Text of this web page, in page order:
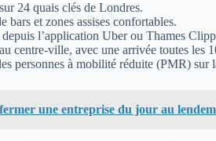
sur 24 quais clés de Londres.
bars et zones assises confortables.
depuis l’application Uber ou Thames
au centre-ville, avec une arrivée toutes les
personnes à mobilité réduite (PMR) sur
une entreprise du jour au